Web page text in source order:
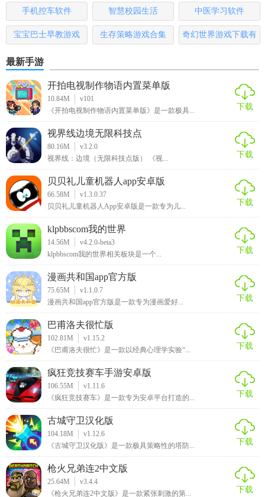
2. 选择功能：根据需要选择实时导航、违章查询、车辆管理
等功能。
3. 输入信息：在相应的功能中输入车辆信息、位置信息等。
4. 查看结果：查看实时路况、违章记录、停车信息等结果。
5. 分享互动：在社区中分享经验、信息和优惠，与其他用户
互动。
悦行通app点评
悦行通APP是一款功能全面、操作简便的驾驶出行助手。其精
准的实时路况导航和丰富的出行服务，大大提高了用户的驾
驶体验和出行效率。同时，用户社区和个性化设置等功能也
增加了应用的互动性和趣味性。总的来说，悦行通APP是一款
值得推荐的驾驶出行应用。
版
手机控车软件 智慧校园生活 中医学习软件
宝宝巴士早教游戏 生存策略游戏合集
奇幻世界游戏下载有
最新手游
开拍电视制作物语内置菜单版
10.84M
v101
《开拍电视制作物语内置菜单版》是一款极具...
下载
视界线边境无限科技点
80.16M
v3.2.0
视界线：边境（无限科技点版） 《视...
下载
贝贝礼儿童机器人app安卓版
66.58M
v1.3.0.37
贝贝礼儿童机器人App安卓版是一款专为儿...
下载
klpbbscom我的世界
14.56M
v4.2.0-beta3
klpbbscom我的世界相关板块是一个...
下载
漫画共和国app官方版
75.65M
v1.1.0.7
漫画共和国app官方版是一款专为漫画爱好...
下载
巴甫洛夫很忙版
102.81M
v1.15.2
《巴甫洛夫很忙》是一款以经典心理学实验“...
下载
疯狂竞技赛车手游安卓版
106.55M
v1.11.6
《疯狂竞技赛车》是一款专为安卓平台打造的...
下载
古城守卫汉化版
104.18M
v1.12.6
《古城守卫汉化版》是一款极具策略性的塔防...
下载
枪火兄弟连2中文版
25.64M
v3.4.4
《枪火兄弟连2中文版》是一款紧张刺激的第...
下载